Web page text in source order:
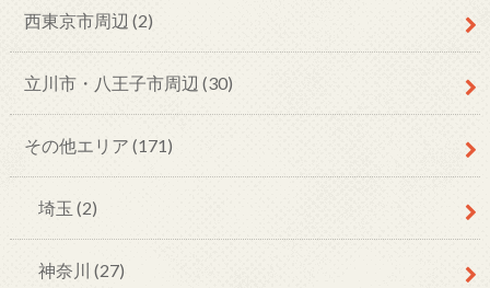
西東京市周辺 (2)
立川市・八王子市周辺 (30)
その他エリア (171)
埼玉 (2)
神奈川 (27)